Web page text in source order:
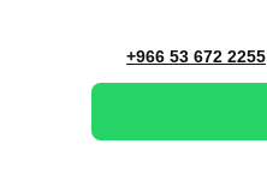
+966 53 672 2255